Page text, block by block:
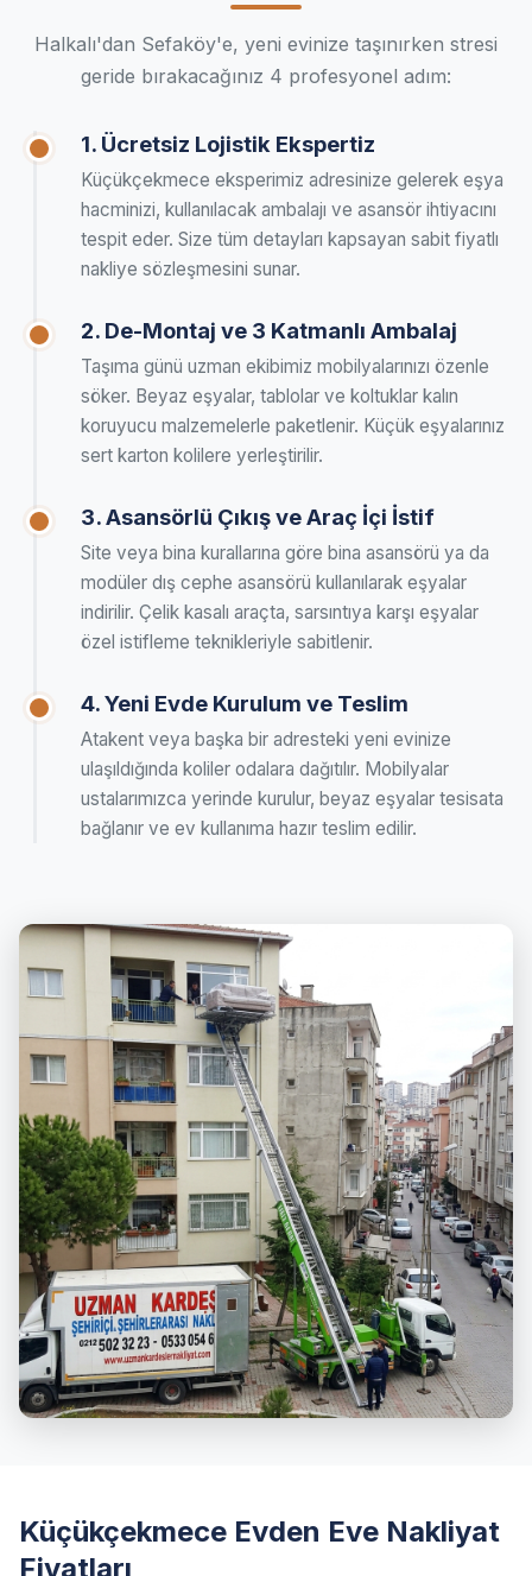
Halkalı'dan Sefaköy'e, yeni evinize taşınırken stresi
geride bırakacağınız 4 profesyonel adım:
1. Ücretsiz Lojistik Ekspertiz
Küçükçekmece eksperimiz adresinize gelerek eşya
hacminizi, kullanılacak ambalajı ve asansör ihtiyacını
tespit eder. Size tüm detayları kapsayan sabit fiyatlı
nakliye sözleşmesini sunar.
2. De-Montaj ve 3 Katmanlı Ambalaj
Taşıma günü uzman ekibimiz mobilyalarınızı özenle
söker. Beyaz eşyalar, tablolar ve koltuklar kalın
koruyucu malzemelerle paketlenir. Küçük eşyalarınız
sert karton kolilere yerleştirilir.
3. Asansörlü Çıkış ve Araç İçi İstif
Site veya bina kurallarına göre bina asansörü ya da
modüler dış cephe asansörü kullanılarak eşyalar
indirilir. Çelik kasalı araçta, sarsıntıya karşı eşyalar
özel istifleme teknikleriyle sabitlenir.
4. Yeni Evde Kurulum ve Teslim
Atakent veya başka bir adresteki yeni evinize
ulaşıldığında koliler odalara dağıtılır. Mobilyalar
ustalarımızca yerinde kurulur, beyaz eşyalar tesisata
bağlanır ve ev kullanıma hazır teslim edilir.
Küçükçekmece Evden Eve Nakliyat
Fiyatları